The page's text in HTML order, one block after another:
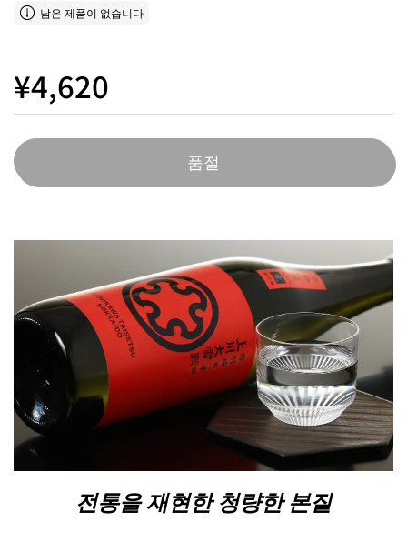
남은 제품이 없습니다
¥4,620
품절
전통을 재현한 청량한 본질